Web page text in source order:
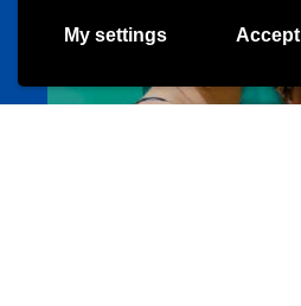
My settings Accept